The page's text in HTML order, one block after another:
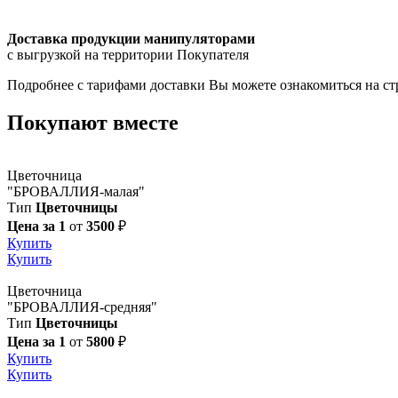
Доставка продукции манипуляторами
с выгрузкой на территории Покупателя
Подробнее с тарифами доставки Вы можете ознакомиться на
Покупают вместе
Цветочница
"БРОВАЛЛИЯ-малая"
Тип Цветочницы
Цена за 1 от 3500 ₽
Купить
Купить
Цветочница
"БРОВАЛЛИЯ-средняя"
Тип Цветочницы
Цена за 1 от 5800 ₽
Купить
Купить